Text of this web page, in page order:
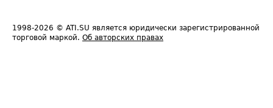
1998-2026 © ATI.SU является юридически зарегистрированной
торговой маркой. Об авторских правах